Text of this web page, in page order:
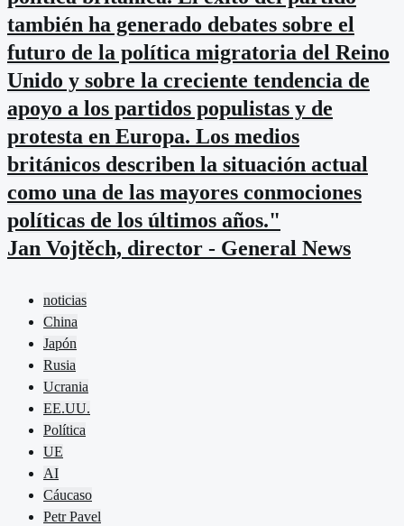
también ha generado debates sobre el
futuro de la política migratoria del Reino
Unido y sobre la creciente tendencia de
apoyo a los partidos populistas y de
protesta en Europa. Los medios
británicos describen la situación actual
como una de las mayores conmociones
políticas de los últimos años."
Jan Vojtěch, director - General News
noticias
China
Japón
Rusia
Ucrania
EE.UU.
Política
UE
AI
Cáucaso
Petr Pavel